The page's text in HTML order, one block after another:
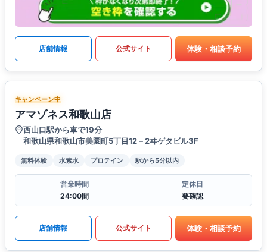
店舗情報 公式サイト 体験・相談予約
キャンペーン中
アマゾネス和歌山店
西山口駅から車で19分
和歌山県和歌山市美園町5丁目12－2ヰゲタビル3F
無料体験 水素水 プロテイン 駅から5分以内
営業時間
24:00間
定休日
要確認
店舗情報 公式サイト 体験・相談予約